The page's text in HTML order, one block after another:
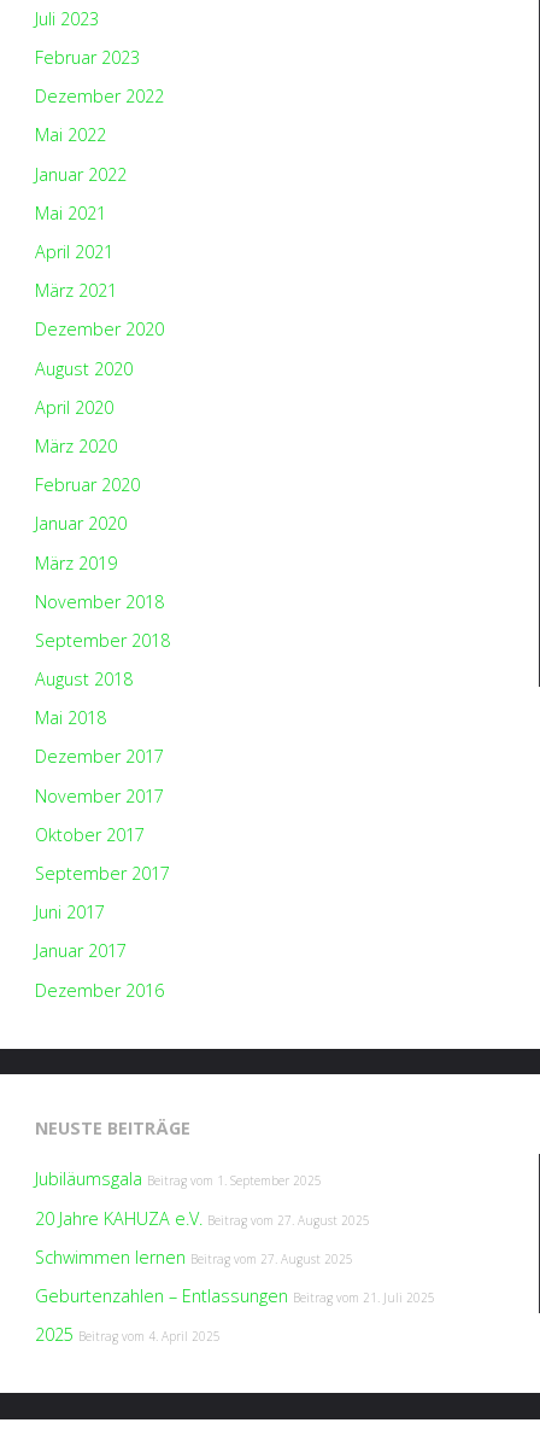
Juli 2023
Februar 2023
Dezember 2022
Mai 2022
Januar 2022
Mai 2021
April 2021
März 2021
Dezember 2020
August 2020
April 2020
März 2020
Februar 2020
Januar 2020
März 2019
November 2018
September 2018
August 2018
Mai 2018
Dezember 2017
November 2017
Oktober 2017
September 2017
Juni 2017
Januar 2017
Dezember 2016
NEUSTE BEITRÄGE
Jubiläumsgala Beitrag vom 1. September 2025
20 Jahre KAHUZA e.V. Beitrag vom 27. August 2025
Schwimmen lernen Beitrag vom 27. August 2025
Geburtenzahlen – Entlassungen Beitrag vom 21. Juli 2025
2025 Beitrag vom 4. April 2025